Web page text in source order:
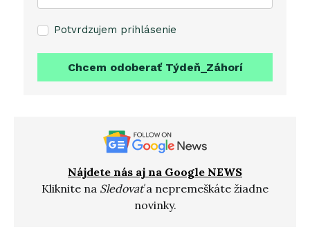
Potvrdzujem prihlásenie
Chcem odoberať Týdeň_Záhorí
Nájdete nás aj na Google NEWS
Kliknite na Sledovaťa nepremeškáte žiadne
novinky.